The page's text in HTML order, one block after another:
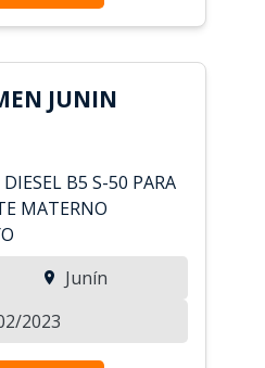
JUNIN
B5 S-50 PARA
MATERNO
Junín
2023